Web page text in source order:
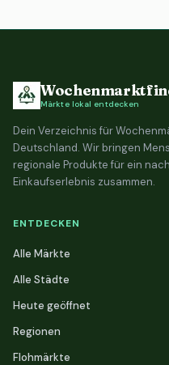
Märkte lokal entdecken
Dein Verzeichnis für
Deutschland. Wir bringen
regionale Produkte für ein
Einkaufserlebnis zusammen.
ENTDECKEN
Alle Märkte
Alle Städte
Heute geöffnet
Regionen
Flohmärkte